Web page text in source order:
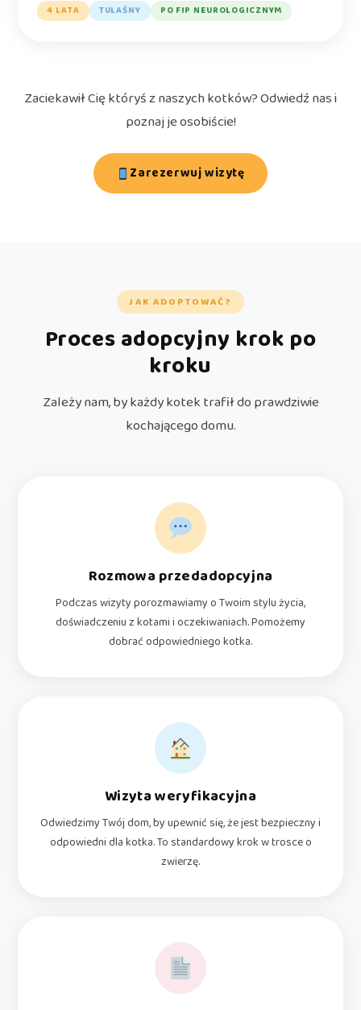
4 LATA TULAŚNY PO FIP NEUROLOGICZNYM
Zaciekawił Cię któryś z naszych kotków? Odwiedź nas i
poznaj je osobiście!
Zarezerwuj wizytę
JAK ADOPTOWAĆ?
Proces adopcyjny krok po
kroku
Zależy nam, by każdy kotek trafił do prawdziwie
kochającego domu.
Rozmowa przedadopcyjna
Podczas wizyty porozmawiamy o Twoim stylu życia,
doświadczeniu z kotami i oczekiwaniach. Pomożemy
dobrać odpowiedniego kotka.
Wizyta weryfikacyjna
Odwiedzimy Twój dom, by upewnić się, że jest bezpieczny i
odpowiedni dla kotka. To standardowy krok w trosce o
zwierzę.